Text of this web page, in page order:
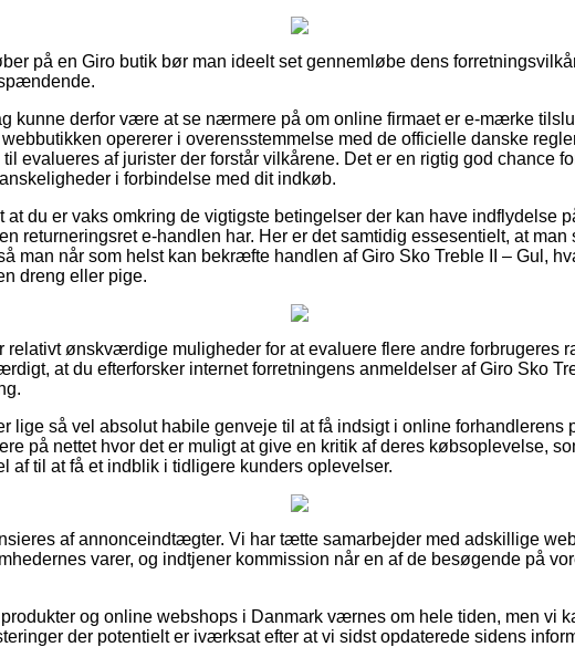
på en Giro butik bør man ideelt set gennemløbe dens
kunne derfor være at se nærmere på om online firmaet er e-mærke
opererer i overensstemmelse med de officielle danske
evalueres af jurister der forstår vilkårene. Det er en rigtig god chance
i forbindelse med dit indkøb.
at du er vaks omkring de vigtigste betingelser der kan have indflydelse
returneringsret e-handlen har. Her er det samtidig essesentielt, at man
man når som helst kan bekræfte handlen af Giro Sko Treble II – Gul,
dreng eller pige.
relativt ønskværdige muligheder for at evaluere flere andre forbrugeres
at du efterforsker internet forretningens anmeldelser af Giro Sko
lige så vel absolut habile genveje til at få indsigt i online forhandlerens
på nettet hvor det er muligt at give en kritik af deres købsoplevelse,
af til at få et indblik i tidligere kunders oplevelser.
af annonceindtægter. Vi har tætte samarbejder med adskillige
varer, og indtjener kommission når en af de besøgende på
og online webshops i Danmark værnes om hele tiden, men vi
der potentielt er iværksat efter at vi sidst opdaterede sidens